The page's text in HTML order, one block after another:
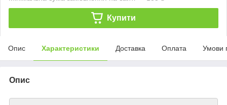
Купити
Опис Характеристики Доставка Оплата Умови
Опис